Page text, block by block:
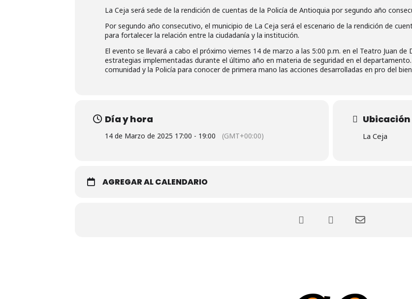
La Ceja será sede de la rendición de cuentas de la Policía de Antioquia por segundo año
Por segundo año consecutivo, el municipio de La Ceja será el escenario de la rendición de
para fortalecer la relación entre la ciudadanía y la institución.
El evento se llevará a cabo el próximo viernes 14 de marzo a las 5:00 p.m. en el Teatro Juan
estrategias implementadas durante el último año en materia de seguridad en el
comunidad y la Policía para conocer de primera mano las acciones desarrolladas en pro del
Día y hora
14 de Marzo de 2025 17:00 - 19:00 (GMT+00:00)
Ubicación
La Ceja
AGREGAR AL CALENDARIO